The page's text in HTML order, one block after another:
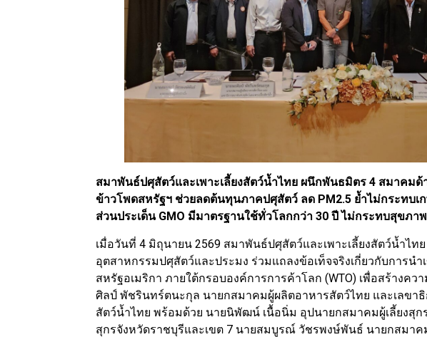
สมาพันธ์ปศุสัตว์และเพาะเลี้ยงสัตว์น้ำไทย ผนึกพันธมิตร 4 สมาคมด้
ข้าวโพดสหรัฐฯ ช่วยลดต้นทุนภาคปศุสัตว์ ลด PM2.5 ย้ำไม่กระทบเ
ส่วนประเด็น GMO มีมาตรฐานใช้ทั่วโลกกว่า 30 ปี ไม่กระทบสุขภาพ
เมื่อวันที่ 4 มิถุนายน 2569 สมาพันธ์ปศุสัตว์และเพาะเลี้ยงสัตว์น้ำไ
อุตสาหกรรมปศุสัตว์และประมง ร่วมแถลงข้อเท็จจริงเกี่ยวกับการนำ
สหรัฐอเมริกา ภายใต้กรอบองค์การการค้าโลก (WTO) เพื่อสร้างค
ศิลป์ พัชรินทร์ตนะกุล นายกสมาคมผู้ผลิตอาหารสัตว์ไทย และเลขา
สัตว์น้ำไทย พร้อมด้วย นายนิพัฒน์ เนื้อนิ่ม อุปนายกสมาคมผู้เลี้ยงสุก
สุกรจังหวัดราชบุรีและเขต 7 นายสมบูรณ์ วัชรพงษ์พันธ์ นายกสมาคม